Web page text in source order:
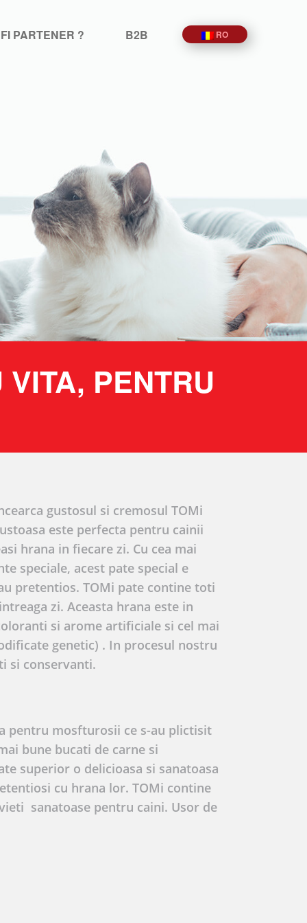
PARTENER ? B2B RO
PENTRU
gustosul si cremosul TOMi
este perfecta pentru cainii
hrana in fiecare zi. Cu cea mai
speciale, acest pate special e
pretentios. TOMi pate contine toti
zi. Aceasta hrana este in
si arome artificiale si cel mai
genetic) . In procesul nostru
si conservanti.
pentru mosfturosii ce s-au plictisit
bune bucati de carne si
superior o delicioasa si sanatoasa
cu hrana lor. TOMi contine
sanatoase pentru caini. Usor de